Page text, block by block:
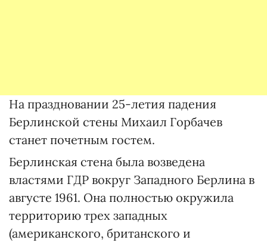
На праздновании 25-летия падения
Берлинской стены Михаил Горбачев
станет почетным гостем.
Берлинская стена была возведена
властями ГДР вокруг Западного Берлина в
августе 1961. Она полностью окружила
территорию трех западных
(американского, британского и